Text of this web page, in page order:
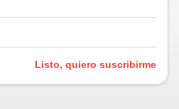
Listo, quiero suscribirme